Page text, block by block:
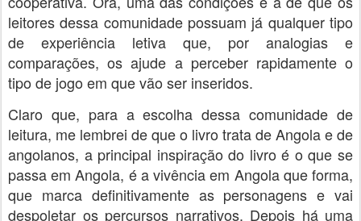
leitores dessa comunidade possuam já qualquer tipo
de experiência letiva que, por analogias e
comparações, os ajude a perceber rapidamente o
tipo de jogo em que vão ser inseridos.
Claro que, para a escolha dessa comunidade de
leitura, me lembrei de que o livro trata de Angola e de
angolanos, a principal inspiração do livro é o que se
passa em Angola, é a vivência em Angola que forma,
que marca definitivamente as personagens e vai
despoletar os percursos narrativos. Depois há uma